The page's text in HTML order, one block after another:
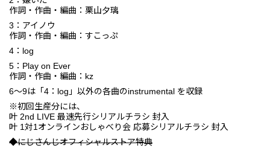
作詞・作曲・編曲：栗山夕璃
3：アイノウ
作詞・作曲・編曲：すこっぷ
4：log
5：Play on Ever
作詞・作曲・編曲：kz
6～9は「4：log」以外の各曲のinstrumental を収録
※初回生産分には、
叶 2nd LIVE 最速先行シリアルチラシ 封入
叶 1対1オンラインおしゃべり会 応募シリアルチラシ 封入
◆にじさんじオフィシャルストア特典